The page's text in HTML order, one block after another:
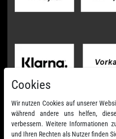
Cookies
Wir nutzen Cookies auf unserer
während andere uns helfen,
verbessern. Weitere Informationen
und Ihren Rechten als Nutzer finden